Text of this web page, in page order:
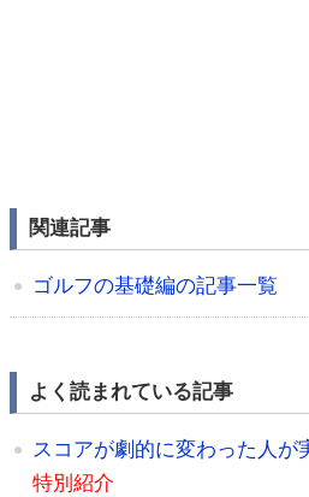
関連記事
ゴルフの基礎編の記事一覧
よく読まれている記事
スコアが劇的に変わった人が
特別紹介